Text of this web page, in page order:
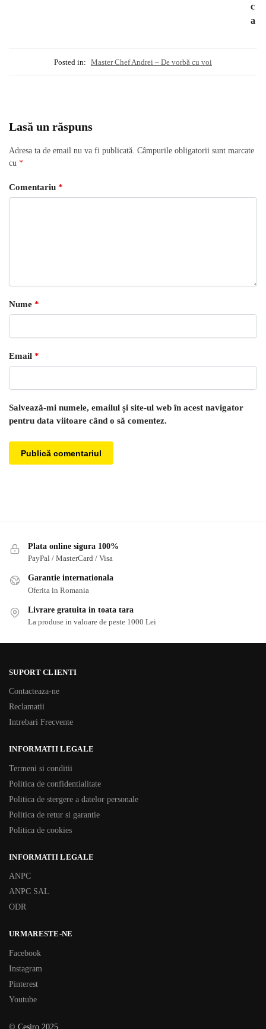
c
a
Posted in: Master Chef Andrei – De vorbă cu voi
Lasă un răspuns
Adresa ta de email nu va fi publicată. Câmpurile obligatorii sunt marcate
cu *
Comentariu *
Nume *
Email *
Salvează-mi numele, emailul și site-ul web în acest navigator
pentru data viitoare când o să comentez.
Plata online sigura 100%
PayPal / MasterCard / Visa
Garantie internationala
Oferita in Romania
Livrare gratuita in toata tara
La produse in valoare de peste 1000 Lei
SUPORT CLIENTI
Contacteaza-ne
Reclamatii
Intrebari Frecvente
INFORMATII LEGALE
Termeni si conditii
Politica de confidentialitate
Politica de stergere a datelor personale
Politica de retur si garantie
Politica de cookies
INFORMATII LEGALE
ANPC
ANPC SAL
ODR
URMARESTE-NE
Facebook
Instagram
Pinterest
Youtube
© Cesiro 2025